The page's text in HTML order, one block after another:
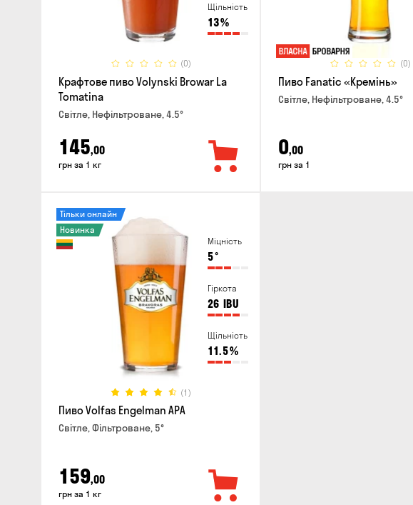
Щільність
13%
(0)
Крафтове пиво Volynski Browar La
Tomatina
Світле, Нефільтроване, 4.5°
145,00
грн за 1 кг
(0)
Пиво Fanatic «Кремінь»
Світле, Нефільтроване, 4.5°
0,00
грн за 1
Міцність
5°
Гіркота
26 IBU
Щільність
11.5%
(1)
Тільки онлайн
Новинка
Пиво Volfas Engelman APA
Світле, Фільтроване, 5°
159,00
грн за 1 кг